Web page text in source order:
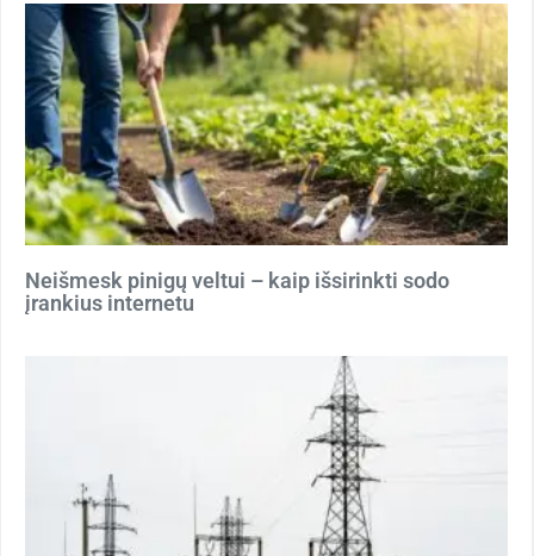
Neišmesk pinigų veltui – kaip išsirinkti sodo
įrankius internetu